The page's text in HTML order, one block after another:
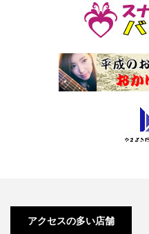
アクセスの多い店舗